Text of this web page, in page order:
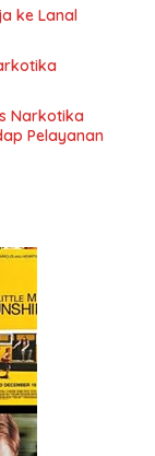
ke Lanal
Narkotika
Pelayanan